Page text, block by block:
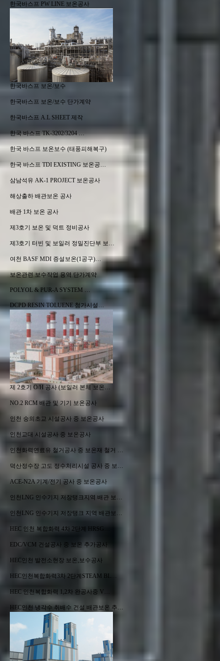
한국바스프 PW LINE 보온공사
한국바스프 보온/보수
한국바스프 보온/보수 단가계약
한국바스프 A.L SHEET 제작
한국 바스프 TK-3202/3204 …
한국 바스프 보온보수 (태풍피해복구)
한국 바스프 TDI EXISTING 보온공…
삼남석유 AK-1 PROJECT 보온공사
해상출하 배관보온 공사
배관 1차 보온 공사
제3호기 보온 및 덕트 정비공사
제3호기 터빈 및 보일러 정밀진단부 보…
여천 BASF MDI 증설보온(1공구)…
보온관련 보수작업 용역 단가계약
POLYOL & PUR-A SYSTEM …
DCPD RESIN TOLUENE 첨가시설…
제 2호기 O/H 공사 (보일러 본체 보온…
NO.2 RCM 배관 및 기기 보온공사
인천 숭의초교 시설공사 중 보온공사
인천교대 시설공사 중 보온공사
인천화력연료유 철거공사 중 보온재 철거 …
덕산정수장 고도 정수처리시설 공사 중 보…
ACE-N2A 기계/전기 공사 중 보온공사
인천LNG 인수기지 저장탱크지역 배관 보…
인천LNG 인수기지 저장탱크 지역 배관보…
HEC 인천 복합화력 4차 2단계 HRSG…
EDC/VCM 건설공사 중 보온 추가공사
HEC인천 발전소현장 보온,보수공사
HEC인천복합화력3차 2단계STEAM BL…
HEC 인천복합화력 1,2차 완공사중 V…
HEC인천 냉각수 취배수 건설 배관보온 추…